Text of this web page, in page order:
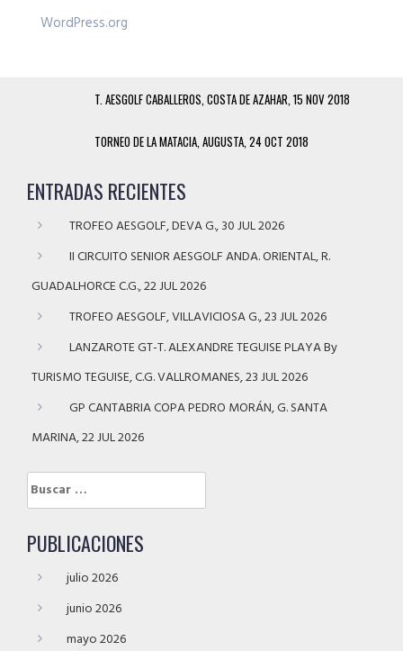
WordPress.org
T. AESGOLF CABALLEROS, COSTA DE AZAHAR, 15 NOV 2018
TORNEO DE LA MATACIA, AUGUSTA, 24 OCT 2018
ENTRADAS RECIENTES
TROFEO AESGOLF, DEVA G., 30 JUL 2026
II CIRCUITO SENIOR AESGOLF ANDA. ORIENTAL, R.
GUADALHORCE C.G., 22 JUL 2026
TROFEO AESGOLF, VILLAVICIOSA G., 23 JUL 2026
LANZAROTE GT-T. ALEXANDRE TEGUISE PLAYA By
TURISMO TEGUISE, C.G. VALLROMANES, 23 JUL 2026
GP CANTABRIA COPA PEDRO MORÁN, G. SANTA
MARINA, 22 JUL 2026
Buscar:
PUBLICACIONES
julio 2026
junio 2026
mayo 2026